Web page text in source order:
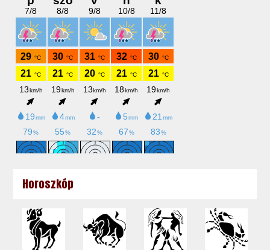
Horoszkóp